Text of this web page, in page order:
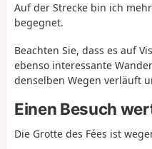
Auf der Strecke bin ich
begegnet.
Beachten Sie, dass es auf
ebenso interessante
denselben Wegen verläuft
Einen Besuch
Die Grotte des Fées ist